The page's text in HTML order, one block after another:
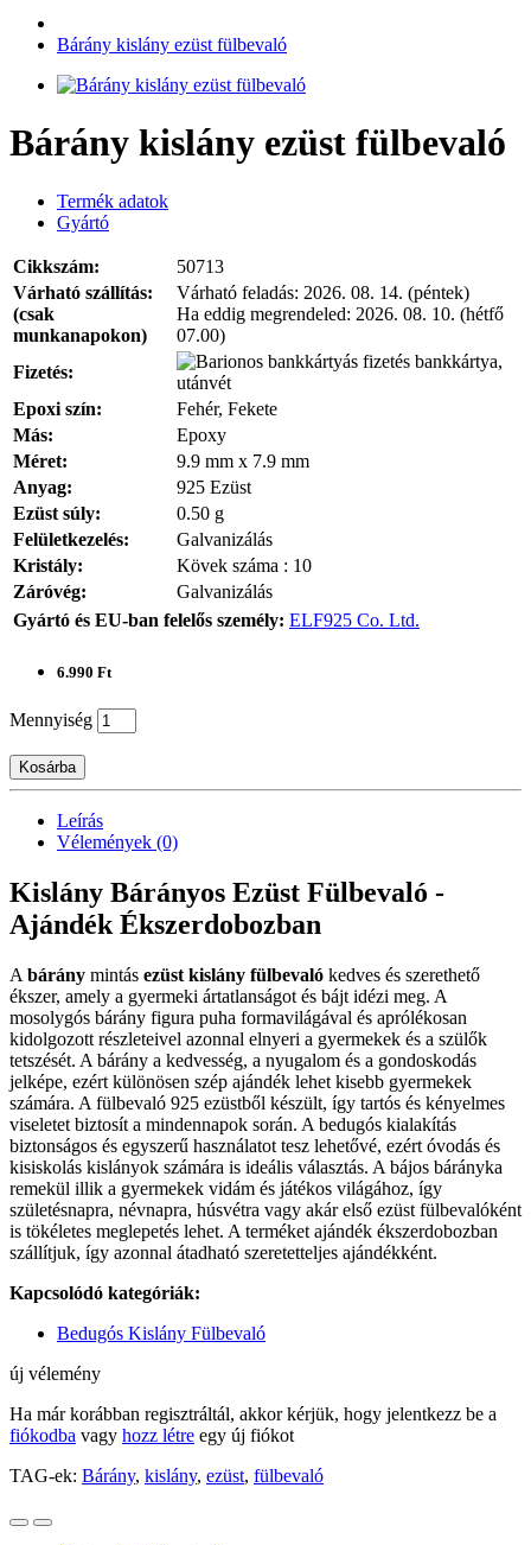
Bárány kislány ezüst fülbevaló
Bárány kislány ezüst fülbevaló
Termék adatok
Gyártó
Cikkszám:
50713
Várható szállítás:
(csak
munkanapokon)
Várható feladás: 2026. 08. 14. (péntek)
Ha eddig megrendeled: 2026. 08. 10. (hétfő
07.00)
Fizetés:
bankkártya,
utánvét
Epoxi szín:
Fehér, Fekete
Más:
Epoxy
Méret:
9.9 mm x 7.9 mm
Anyag:
925 Ezüst
Ezüst súly:
0.50 g
Felületkezelés:
Galvanizálás
Kristály:
Kövek száma : 10
Záróvég:
Galvanizálás
Gyártó és EU-ban felelős személy: ELF925 Co. Ltd.
6.990 Ft
Mennyiség
Kosárba
Leírás
Vélemények (0)
Kislány Bárányos Ezüst Fülbevaló -
Ajándék Ékszerdobozban
A bárány mintás ezüst kislány fülbevaló kedves és szerethető
ékszer, amely a gyermeki ártatlanságot és bájt idézi meg. A
mosolygós bárány figura puha formavilágával és aprólékosan
kidolgozott részleteivel azonnal elnyeri a gyermekek és a szülők
tetszését. A bárány a kedvesség, a nyugalom és a gondoskodás
jelképe, ezért különösen szép ajándék lehet kisebb gyermekek
számára. A fülbevaló 925 ezüstből készült, így tartós és kényelmes
viseletet biztosít a mindennapok során. A bedugós kialakítás
biztonságos és egyszerű használatot tesz lehetővé, ezért óvodás és
kisiskolás kislányok számára is ideális választás. A bájos bárányka
remekül illik a gyermekek vidám és játékos világához, így
születésnapra, névnapra, húsvétra vagy akár első ezüst fülbevalóként
is tökéletes meglepetés lehet. A terméket ajándék ékszerdobozban
szállítjuk, így azonnal átadható szeretetteljes ajándékként.
Kapcsolódó kategóriák:
Bedugós Kislány Fülbevaló
új vélemény
Ha már korábban regisztráltál, akkor kérjük, hogy jelentkezz be a
fiókodba vagy hozz létre egy új fiókot
TAG-ek: Bárány, kislány, ezüst, fülbevaló